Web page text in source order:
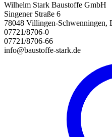
Wilhelm Stark Baustoffe GmbH
Singener Straße 6
78048 Villingen-Schwenningen,
07721/8706-0
07721/8706-66
info@baustoffe-stark.de